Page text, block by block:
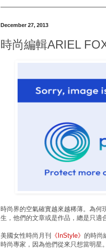
December 27, 2013
時尚編輯ARIEL
時尚界的空氣確實越來越稀薄。為何
生，他們的文章或是作品，總是只適
美國女性時尚月刊 《InStyle》 的時尚
時尚專家，因為他們從來只想當明星